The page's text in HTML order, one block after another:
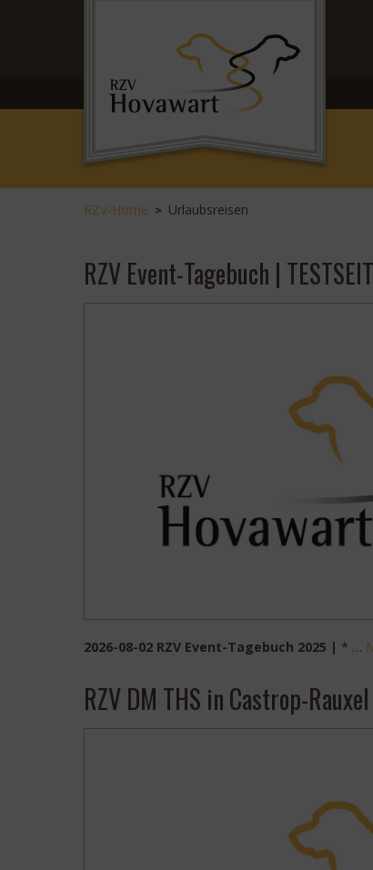
RZV-Home > Urlaubsreisen
RZV Event-Tagebuch |
2026-08-02 RZV Event-Tagebuch 2025 | * …
RZV DM THS in Castrop-Rauxel